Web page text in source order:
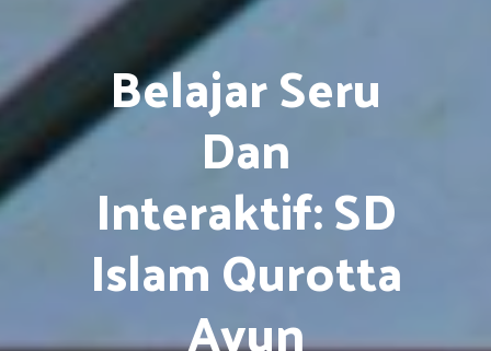
Belajar Seru
Dan
Interaktif: SD
Islam Qurotta
Ayun